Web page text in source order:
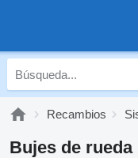
Recambios
Bujes de